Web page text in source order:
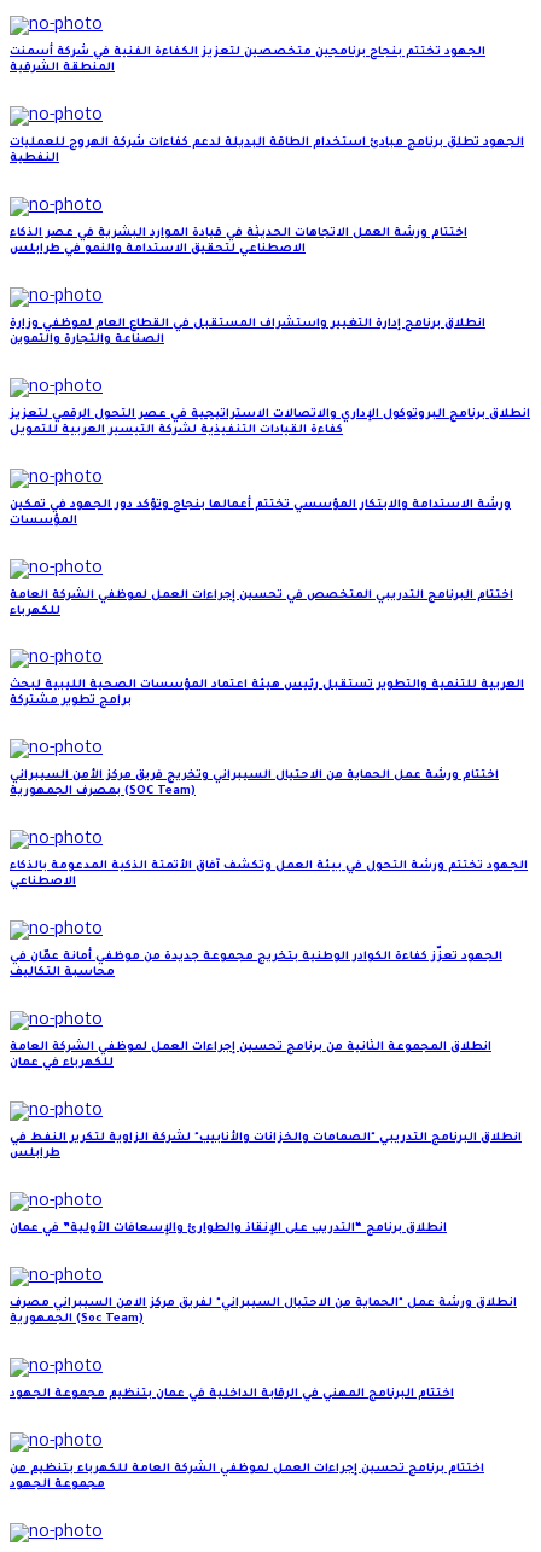
الجهود تختتم بنجاح برنامجين متخصصين لتعزيز الكفاءة الفنية في شركة أسمنت
المنطقة الشرقية
الجهود تطلق برنامج مبادئ استخدام الطاقة البديلة لدعم كفاءات شركة الهروج للعمليات
النفطية
اختتام ورشة العمل الاتجاهات الحديثة في قيادة الموارد البشرية في عصر الذكاء
الاصطناعي لتحقيق الاستدامة والنمو في طرابلس
انطلاق برنامج إدارة التغيير واستشراف المستقبل في القطاع العام لموظفي وزارة
الصناعة والتجارة والتموين
انطلاق برنامج البروتوكول الإداري والاتصالات الاستراتيجية في عصر التحول الرقمي لتعزيز
كفاءة القيادات التنفيذية لشركة التيسير العربية للتمويل
ورشة الاستدامة والابتكار المؤسسي تختتم أعمالها بنجاح وتؤكد دور الجهود في تمكين
المؤسسات
اختتام البرنامج التدريبي المتخصص في تحسين إجراءات العمل لموظفي الشركة العامة
للكهرباء
العربية للتنمية والتطوير تستقبل رئيس هيئة اعتماد المؤسسات الصحية الليبية لبحث
برامج تطوير مشتركة
اختتام ورشة عمل الحماية من الاحتيال السيبراني وتخريج فريق مركز الأمن السيبراني
بمصرف الجمهورية (SOC Team)
الجهود تختتم ورشة التحول في بيئة العمل وتكشف آفاق الأتمتة الذكية المدعومة بالذكاء
الاصطناعي
الجهود تعزّز كفاءة الكوادر الوطنية بتخريج مجموعة جديدة من موظفي أمانة عمّان في
محاسبة التكاليف
انطلاق المجموعة الثانية من برنامج تحسين إجراءات العمل لموظفي الشركة العامة
للكهرباء في عمان
انطلاق البرنامج التدريبي "الصمامات والخزانات والأنابيب" لشركة الزاوية لتكرير النفط في
طرابلس
انطلاق برنامج “التدريب على الإنقاذ والطوارئ والإسعافات الأولية” في عمان
انطلاق ورشة عمل "الحماية من الاحتيال السيبراني" لفريق مركز الامن السيبراني مصرف
الجمهورية (Soc Team)
اختتام البرنامج المهني في الرقابة الداخلية في عمان بتنظيم مجموعة الجهود
اختتام برنامج تحسين إجراءات العمل لموظفي الشركة العامة للكهرباء بتنظيم من
مجموعة الجهود